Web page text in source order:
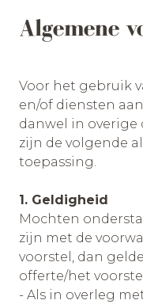
Algemene
Voor het gebruik
en/of diensten
danwel in overige
zijn de volgende
toepassing.
1. Geldigheid
Mochten
zijn met de
voorstel, dan
offerte/het
- Als in overleg